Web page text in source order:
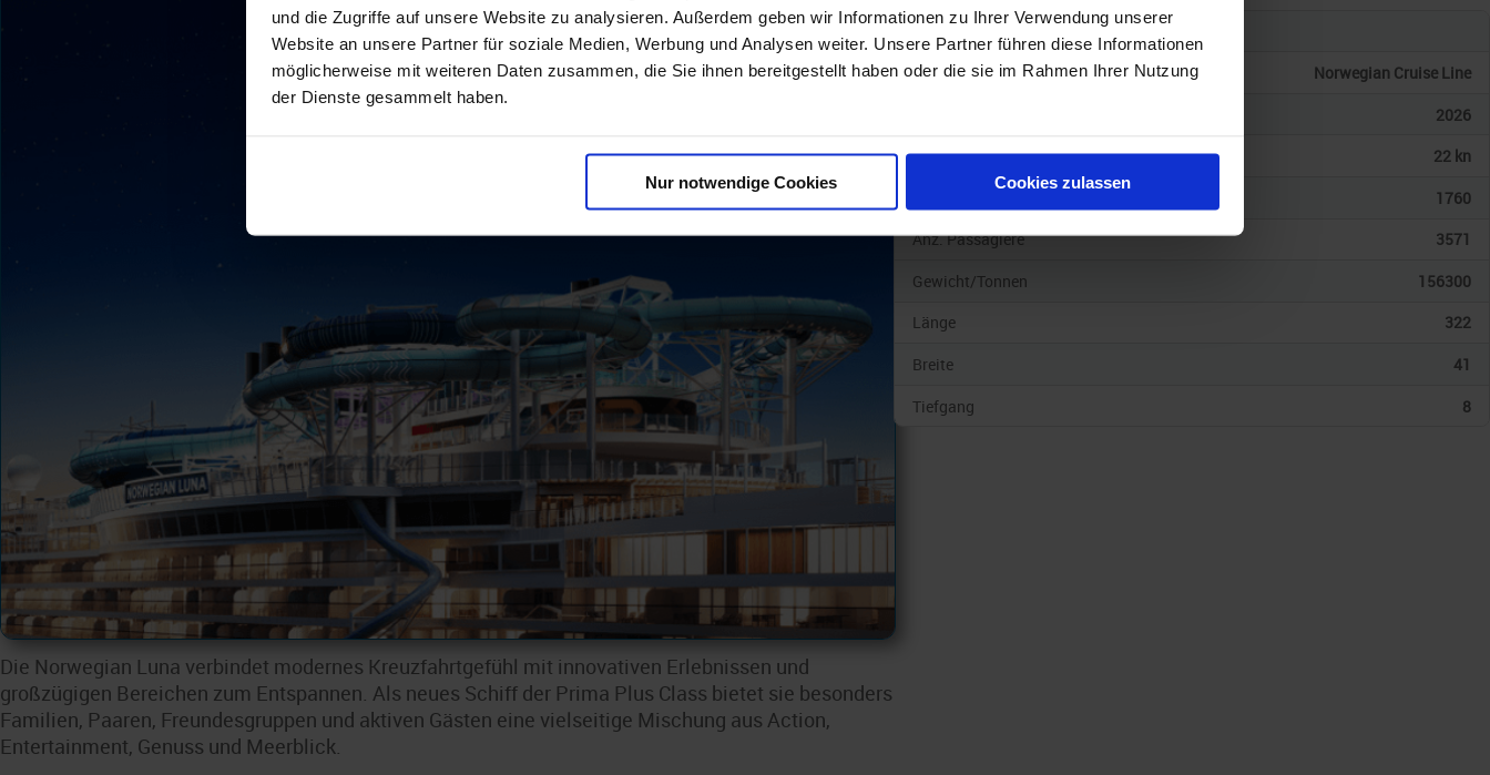
und die Zugriffe auf unsere Website zu analysieren. Außerdem geben wir Informationen zu Ihrer Verwendung unserer
Website an unsere Partner für soziale Medien, Werbung und Analysen weiter. Unsere Partner führen diese Informationen
möglicherweise mit weiteren Daten zusammen, die Sie ihnen bereitgestellt haben oder die sie im Rahmen Ihrer Nutzung
der Dienste gesammelt haben.
Nur notwendige Cookies Cookies zulassen
Die Norwegian Luna verbindet modernes Kreuzfahrtgefühl mit innovativen Erlebnissen und
großzügigen Bereichen zum Entspannen. Als neues Schiff der Prima Plus Class bietet sie besonders
Familien, Paaren, Freundesgruppen und aktiven Gästen eine vielseitige Mischung aus Action,
Entertainment, Genuss und Meerblick.
Schiffstyp
Norwegian Cruise Line
2026
Geschwindigkeit
22 kn
1760
Anz. Passagiere
3571
Gewicht/Tonnen
156300
Länge
322
Breite
41
Tiefgang
8